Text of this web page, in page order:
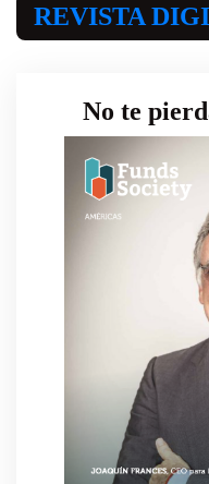
REVISTA
No te